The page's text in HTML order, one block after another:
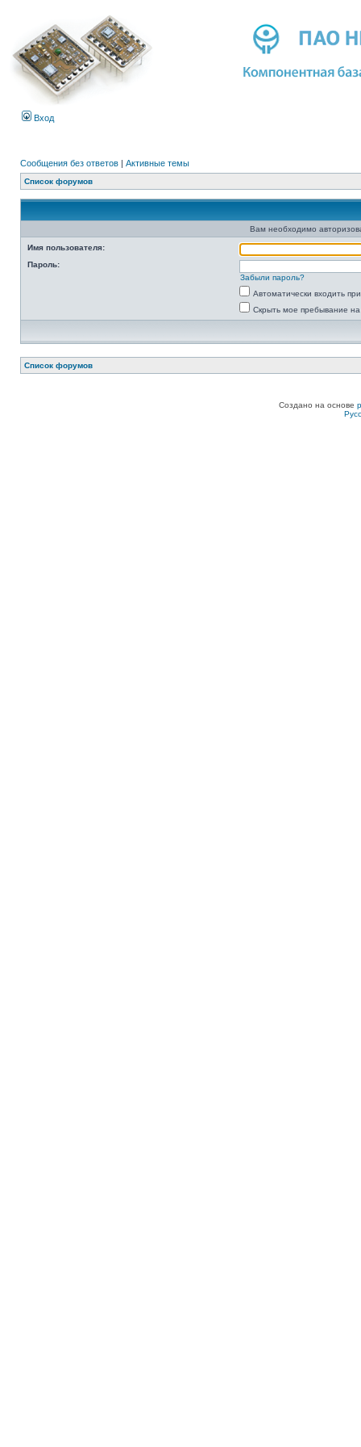
Вход
Сообщения без ответов | Активные темы
Список форумов
Вам необходимо
Имя пользователя:
Пароль:
Забыли пароль?
Автоматически входить
Скрыть мое пребывание
Список форумов
Создано на основе